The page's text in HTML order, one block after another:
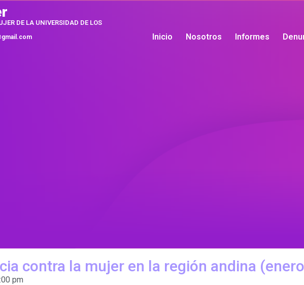
DE LA UNIVERSIDAD DE LOS
Inicio Nosotros Informes
contra la mujer en la región andina
pm